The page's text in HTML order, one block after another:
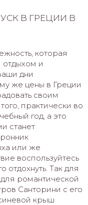
В ГРЕЦИИ В
которая
отдыхом и
дни
же цены в Греции
своим
практически во
год, а это
станет
или же
воспользуйтесь
Так для
романтической
Санторини с его
крыш